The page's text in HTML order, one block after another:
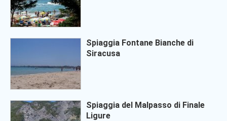
Spiaggia Fontane Bianche di
Siracusa
Spiaggia del Malpasso di Finale
Ligure